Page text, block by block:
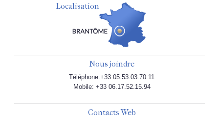
Localisation
Nous joindre
Téléphone:+33 05.53.03.70.11
Mobile: +33 06.17.52.15.94
Contacts Web